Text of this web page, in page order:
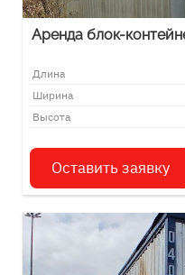
Аренда блок-
Длина
Ширина
Высота
Оставить заявку